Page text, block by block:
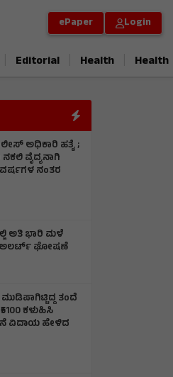
ePaper Login
Editorial Health Health
ಅಧಿಕಾರಿ ಹತ್ಯೆ ;
ವೈದ್ಯನಾಗಿ
ನಂತರ
ಅತಿ ಭಾರಿ ಮಳೆ
ಅಲರ್ಟ್‌ ಘೋಷಣೆ
ತಂದೆ
ಕಳುಹಿಸಿ
ವಿದಾಯ ಹೇಳಿದ